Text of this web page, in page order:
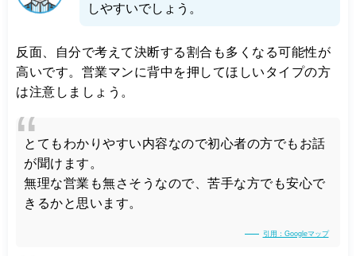
しやすいでしょう。
反面、自分で考えて決断する割合も多くなる可能性が
高いです。営業マンに背中を押してほしいタイプの方
は注意しましょう。
とてもわかりやすい内容なので初心者の方でもお話
が聞けます。
無理な営業も無さそうなので、苦手な方でも安心で
きるかと思います。
引用：Googleマップ